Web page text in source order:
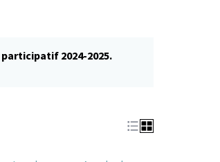
2024-2025.